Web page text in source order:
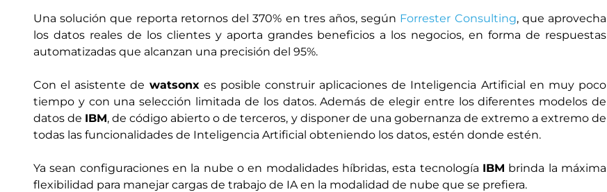
Una solución que reporta retornos del 370% en tres años, según Forrester Consulting, que aprovecha
los datos reales de los clientes y aporta grandes beneficios a los negocios, en forma de respuestas
automatizadas que alcanzan una precisión del 95%.
Con el asistente de watsonxes posible construir aplicaciones de Inteligencia Artificial en muy poco
tiempo y con una selección limitada de los datos. Además de elegir entre los diferentes modelos de
datos de IBM, de código abierto o de terceros, y disponer de una gobernanza de extremo a extremo de
todas las funcionalidades de Inteligencia Artificial obteniendo los datos, estén donde estén.
Ya sean configuraciones en la nube o en modalidades híbridas, esta tecnología IBM brinda la máxima
flexibilidad para manejar cargas de trabajo de IA en la modalidad de nube que se prefiera.